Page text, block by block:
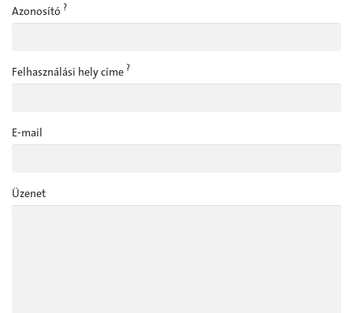
Azonosító ?
Felhasználási hely címe ?
E-mail
Üzenet